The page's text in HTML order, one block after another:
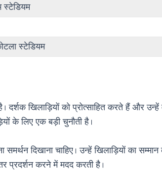
स्टेडियम
स्टेडियम
दर्शक खिलाड़ियों को प्रोत्साहित करते हैं और
के लिए एक बड़ी चुनौती है।
दिखाना चाहिए। उन्हें खिलाड़ियों का
प्रदर्शन करने में मदद करती है।